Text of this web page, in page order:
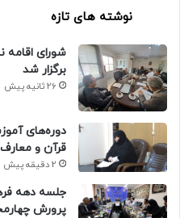
نوشته های تازه
شورای اقامه
برگزار شد
26 ثانیه پیش
دوره‌های
قرآن و معارف
2 دقیقه پیش
جلسه دهه
پرورش